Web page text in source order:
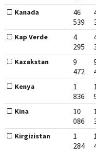
Kanada
46
539
Kap Verde
4
295
Kazakstan
9
472
Kenya
1
836
Kina
10
086
Kirgizistan
1
284